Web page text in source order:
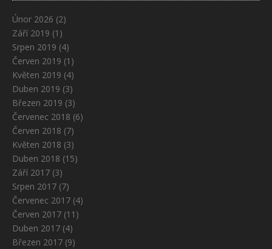
Únor 2026 (2)
Září 2019 (1)
Srpen 2019 (4)
Červen 2019 (1)
Květen 2019 (4)
Duben 2019 (3)
Březen 2019 (3)
Červenec 2018 (6)
Červen 2018 (7)
Květen 2018 (3)
Duben 2018 (15)
Září 2017 (3)
Srpen 2017 (7)
Červenec 2017 (4)
Červen 2017 (11)
Duben 2017 (4)
Březen 2017 (9)